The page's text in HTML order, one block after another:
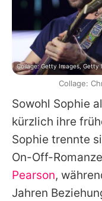
Sowohl Sophie
kürzlich ihre
Sophie trennte
On-Off-
Pearson,
Jahren
Collage: Getty Images, Getty
Collage: